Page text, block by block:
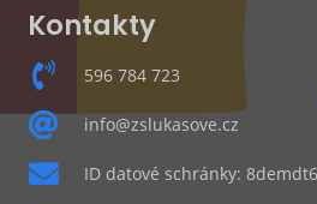
Kontakty
596 784 723
info@zslukasove.cz
ID datové schránky: 8demdt6